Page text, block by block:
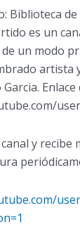
Biblioteca
es un
un modo
artista
Enlace
y recibe